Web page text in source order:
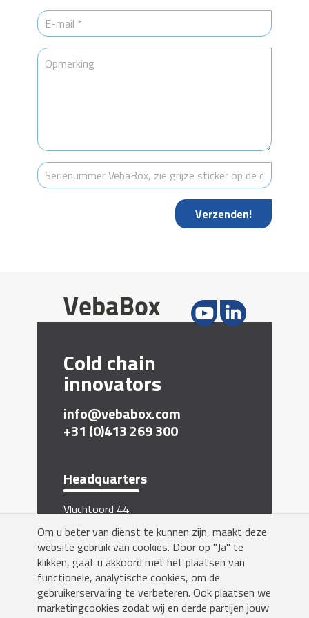
Om u beter van dienst te kunnen zijn, maakt deze
website gebruik van cookies. Door op "Ja" te
klikken, gaat u akkoord met het plaatsen van
functionele, analytische cookies, om de
gebruikerservaring te verbeteren. Ook plaatsen we
marketingcookies zodat wij en derde partijen jouw
Verzenden!
Cold chain
innovators
info@vebabox.com
+31 (0)413 269 300
Headquarters
Vluchtoord 44,
Inschrijven nieuwsbrief